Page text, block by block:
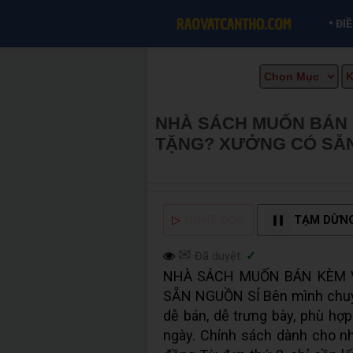
•
NHÀ SÁCH MUỐN BÁN
TẶNG? XƯỞNG CÓ
▷ TẠM
✉ Đã duyệt: ✓
NHÀ SÁCH MUỐN BÁN KÈM
SẴN NGUỒN SỈ Bên mình
dễ bán, dễ trưng bày, phù
ngày. Chính sách dành cho